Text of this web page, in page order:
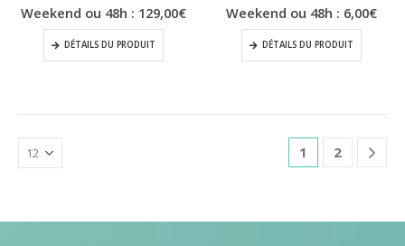
Weekend ou 48h : 129,00€
DÉTAILS DU PRODUIT
Weekend ou 48h : 6,00€
DÉTAILS DU PRODUIT
1 2